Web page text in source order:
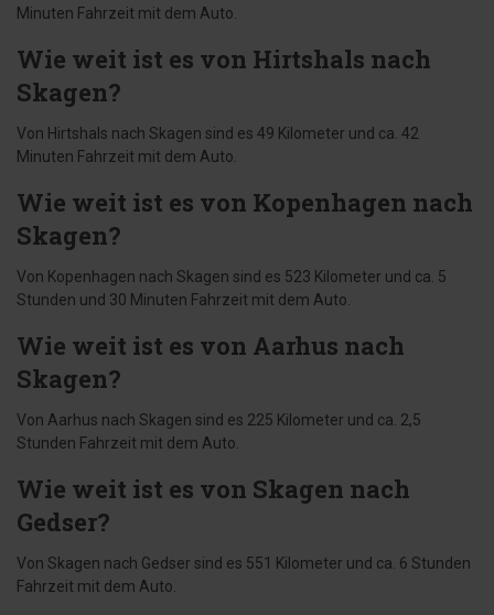
Minuten Fahrzeit mit dem Auto.
Wie weit ist es von Hirtshals nach
Skagen?
Von Hirtshals nach Skagen sind es 49 Kilometer und ca. 42
Minuten Fahrzeit mit dem Auto.
Wie weit ist es von Kopenhagen nach
Skagen?
Von Kopenhagen nach Skagen sind es 523 Kilometer und ca. 5
Stunden und 30 Minuten Fahrzeit mit dem Auto.
Wie weit ist es von Aarhus nach
Skagen?
Von Aarhus nach Skagen sind es 225 Kilometer und ca. 2,5
Stunden Fahrzeit mit dem Auto.
Wie weit ist es von Skagen nach
Gedser?
Von Skagen nach Gedser sind es 551 Kilometer und ca. 6 Stunden
Fahrzeit mit dem Auto.